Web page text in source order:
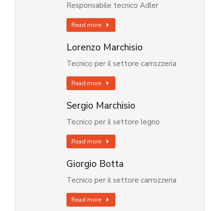
Responsabile tecnico Adler
Read more
Lorenzo Marchisio
Tecnico per il settore carrozzeria
Read more
Sergio Marchisio
Tecnico per il settore legno
Read more
Giorgio Botta
Tecnico per il settore carrozzeria
Read more